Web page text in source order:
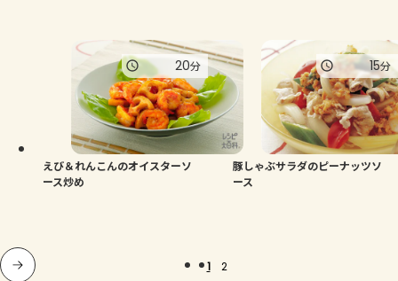
えび＆れんこんのオイスターソ
ース炒め
20分
豚しゃぶサラダのピーナッツソ
ース
15分
1 2